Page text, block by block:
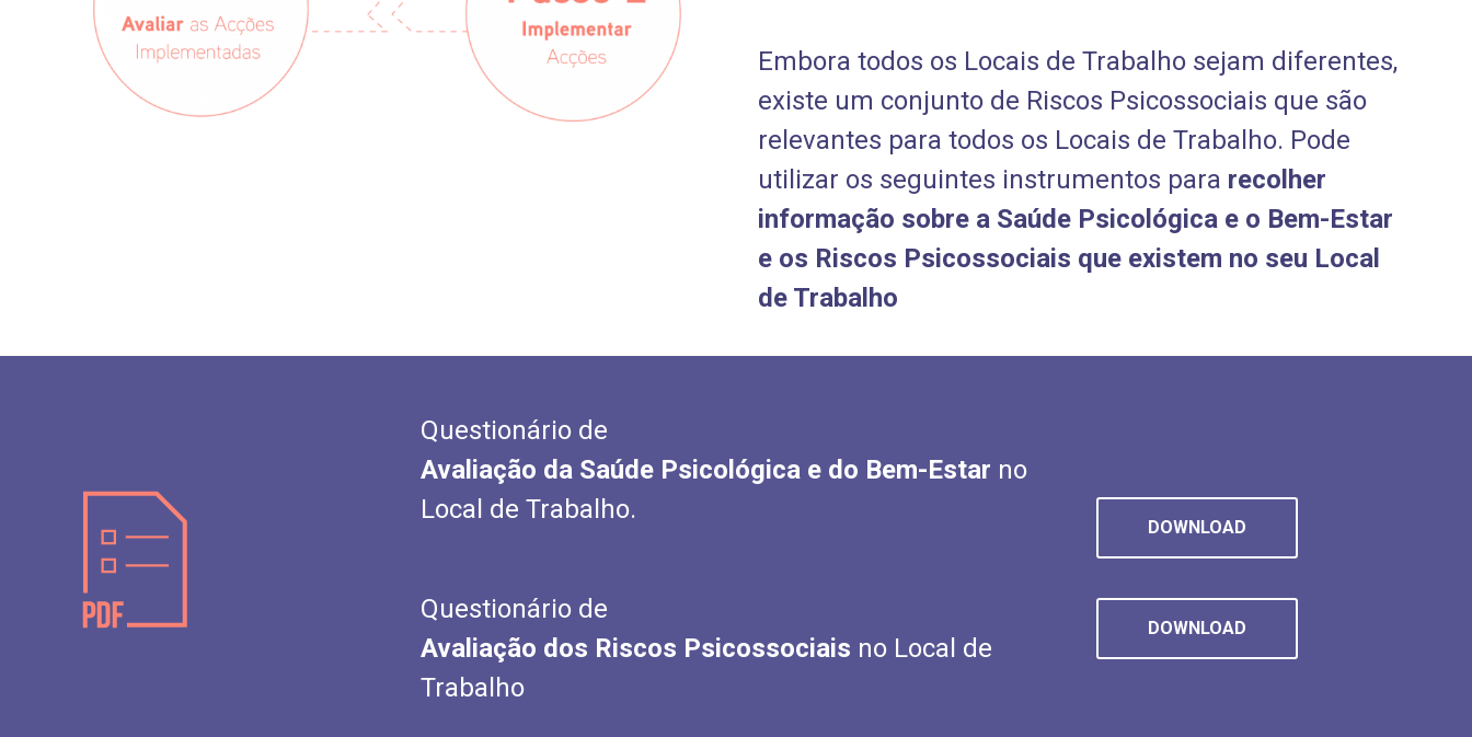
Embora todos os Locais de Trabalho sejam diferentes,
existe um conjunto de Riscos Psicossociais que são
relevantes para todos os Locais de Trabalho. Pode
utilizar os seguintes instrumentos para recolher
informação sobre a Saúde Psicológica e o Bem-Estar
e os Riscos Psicossociais que existem no seu Local
de Trabalho
Questionário de
Avaliação da Saúde Psicológica e do Bem-Estar no
Local de Trabalho.
Questionário de
Avaliação dos Riscos Psicossociais no Local de
Trabalho
DOWNLOAD
DOWNLOAD